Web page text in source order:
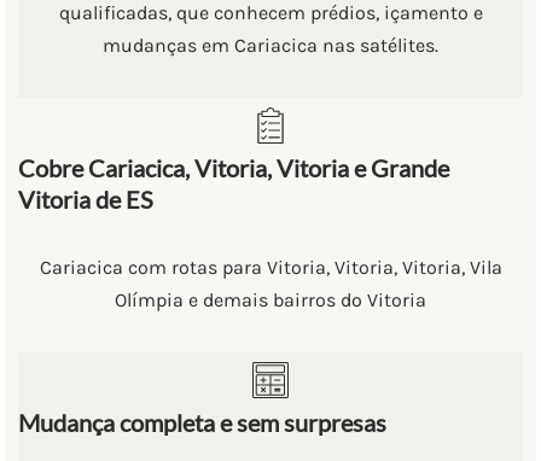
qualificadas, que conhecem prédios, içamento e
mudanças em Cariacica nas satélites.
Cobre Cariacica, Vitoria, Vitoria e Grande
Vitoria de ES
Cariacica com rotas para Vitoria, Vitoria, Vitoria, Vila
Olímpia e demais bairros do Vitoria
Mudança completa e sem surpresas